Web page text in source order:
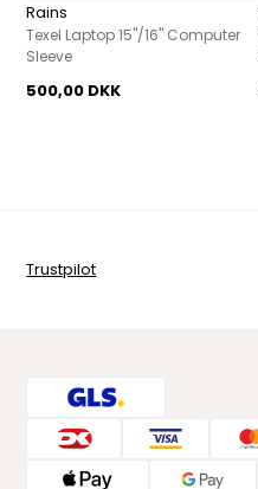
Rains
Texel Laptop 15"/16" Computer
Sleeve
500,00 DKK
Trustpilot